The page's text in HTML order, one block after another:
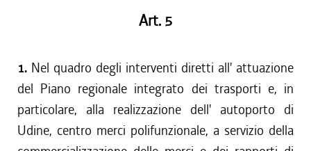
Art. 5
1. Nel quadro degli interventi diretti all' attuazione
del Piano regionale integrato dei trasporti e, in
particolare, alla realizzazione dell' autoporto di
Udine, centro merci polifunzionale, a servizio della